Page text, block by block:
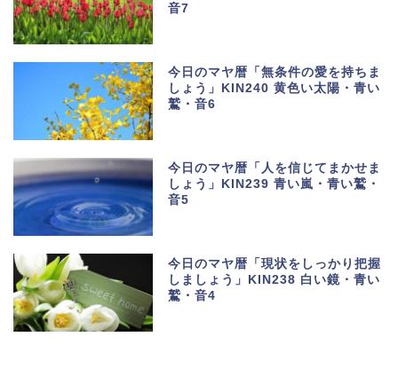
音7
今日のマヤ暦「無条件の愛を持ちま
しょう」KIN240 黄色い太陽・青い
鷲・音6
今日のマヤ暦「人を信じてまかせま
しょう」KIN239 青い嵐・青い鷲・
音5
今日のマヤ暦「現状をしっかり把握
しましょう」KIN238 白い鏡・青い
鷲・音4